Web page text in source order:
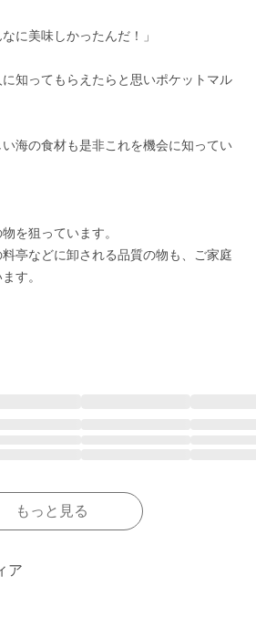
に美味しかったんだ！」
知ってもらえたらと思いポケットマル
海の食材も是非これを機会に知ってい
を狙っています。
亭などに卸される品質の物も、ご家庭
す。
もっと見る
ア